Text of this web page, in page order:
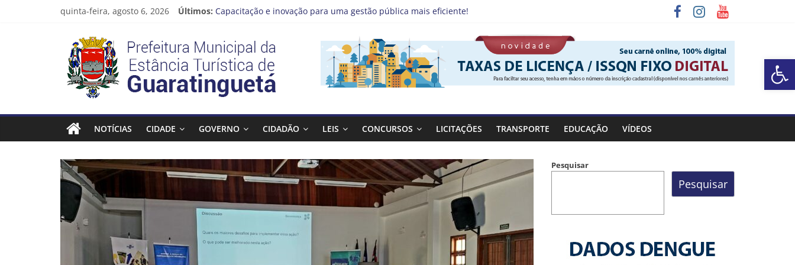
Barra de Ferramentas Aberta
quinta-feira, agosto 6, 2026 Últimos: Capacitação e inovação para uma gestão pública mais eficiente!
Prefeitura de Guaratinguetá divulga novo cronograma dos editais da PNAB
Guaratinguetá realizará ação de vacinação contra a Febre Amarela na região da Rocinha
Prefeitura
Estância
Turística
Guaratinguetá
Prefeitura
Estância
Turística
Guaratinguetá
NOTÍCIAS CIDADE GOVERNO CIDADÃO LEIS CONCURSOS LICITAÇÕES TRANSPORTE EDUCAÇÃO VÍDEOS
Pesquisar
Pesquisar